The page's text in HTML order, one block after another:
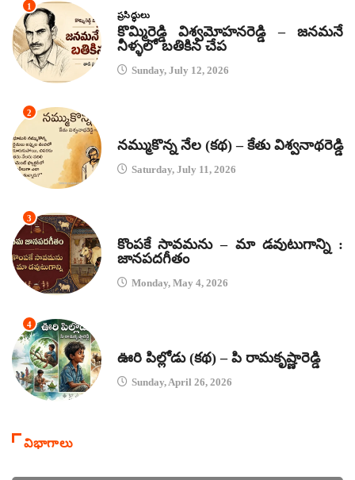
1
ప్రసిద్ధులు
కొమ్మిరెడ్డి విశ్వమోహనరెడ్డి – జనమనే
నీళ్ళలో బతికిన చేప
Sunday, July 12, 2026
2
నమ్ముకొన్న నేల (కథ) – కేతు విశ్వనాథరెడ్డి
Saturday, July 11, 2026
3
కొంపకే సావమను – మా డవుటుగాన్ని :
జానపదగీతం
Monday, May 4, 2026
4
ఊరి పిల్లోడు (కథ) – పి రామకృష్ణారెడ్డి
Sunday, April 26, 2026
విభాగాలు